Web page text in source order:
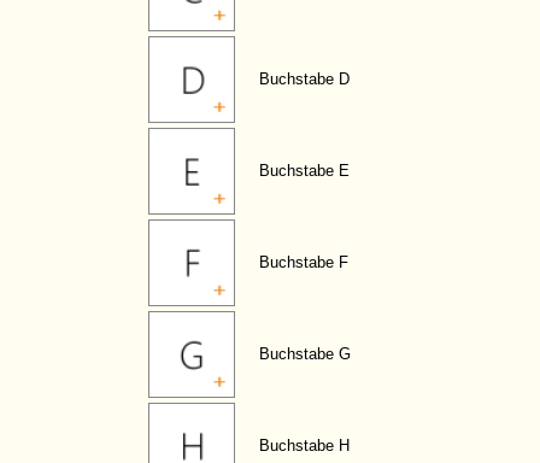
Buchstabe D
Buchstabe E
Buchstabe F
Buchstabe G
Buchstabe H